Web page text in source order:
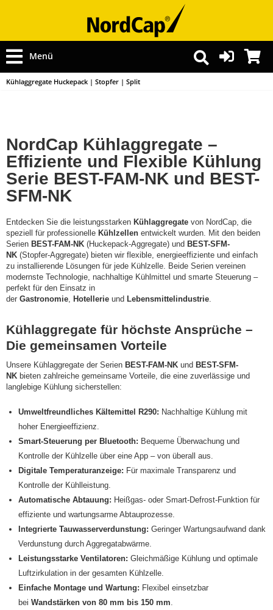
Menü
Kühlaggregate Huckepack | Stopfer | Split
NordCap Kühlaggregate –
Effiziente und Flexible Kühlung
Serie BEST-FAM-NK und BEST-
SFM-NK
Entdecken Sie die leistungsstarken Kühlaggregate von NordCap, die
speziell für professionelle Kühlzellen entwickelt wurden. Mit den beiden
Serien BEST-FAM-NK (Huckepack-Aggregate) und BEST-SFM-
NK (Stopfer-Aggregate) bieten wir flexible, energieeffiziente und einfach
zu installierende Lösungen für jede Kühlzelle. Beide Serien vereinen
modernste Technologie, nachhaltige Kühlmittel und smarte Steuerung –
perfekt für den Einsatz in
der Gastronomie, Hotellerie und Lebensmittelindustrie.
Kühlaggregate für höchste Ansprüche –
Die gemeinsamen Vorteile
Unsere Kühlaggregate der Serien BEST-FAM-NK und BEST-SFM-
NK bieten zahlreiche gemeinsame Vorteile, die eine zuverlässige und
langlebige Kühlung sicherstellen:
Umweltfreundliches Kältemittel R290: Nachhaltige Kühlung mit
hoher Energieeffizienz.
Smart-Steuerung per Bluetooth: Bequeme Überwachung und
Kontrolle der Kühlzelle über eine App – von überall aus.
Digitale Temperaturanzeige: Für maximale Transparenz und
Kontrolle der Kühlleistung.
Automatische Abtauung: Heißgas- oder Smart-Defrost-Funktion für
effiziente und wartungsarme Abtauprozesse.
Integrierte Tauwasserverdunstung: Geringer Wartungsaufwand dank
Verdunstung durch Aggregatabwärme.
Leistungsstarke Ventilatoren: Gleichmäßige Kühlung und optimale
Luftzirkulation in der gesamten Kühlzelle.
Einfache Montage und Wartung: Flexibel einsetzbar
bei Wandstärken von 80 mm bis 150 mm.